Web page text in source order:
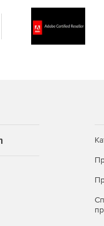
линий
результатов;
3D моделей и